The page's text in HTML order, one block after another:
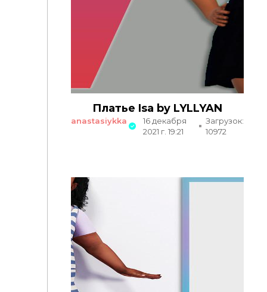
Платье Isa by LYLLYAN
anastasiykka
16 декабря
2021 г. 19:21
Загрузок:
10972